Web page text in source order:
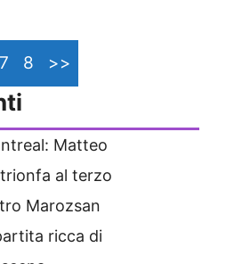
7 8 >>
Matteo
al terzo
Marozsan
ricca di